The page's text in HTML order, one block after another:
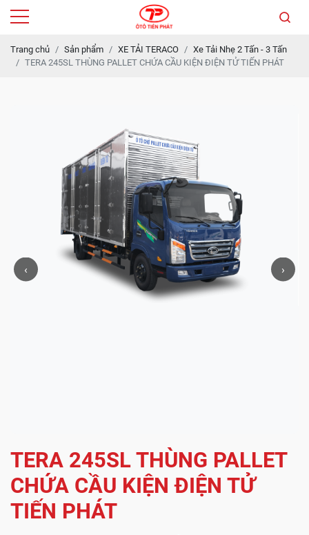
Trang chủ Sản phẩm XE TẢI TERACO
Xe Tải Nhẹ 2 Tấn - 3 Tấn
TERA 245SL THÙNG PALLET CHỨA CẦU KIỆN ĐIỆN TỬ TIẾN PHÁT
‹ ›
TERA 245SL THÙNG PALLET
CHỨA CẦU KIỆN ĐIỆN TỬ
TIẾN PHÁT